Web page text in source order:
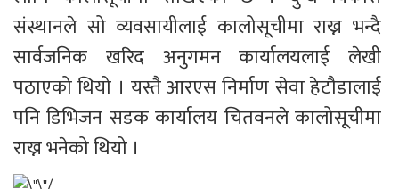
संस्थानले सो व्यवसायीलाई कालोसूचीमा राख्न भन्दै
सार्वजनिक खरिद अनुगमन कार्यालयलाई लेखी
पठाएको थियो । यस्तै आरएस निर्माण सेवा हेटौडालाई
पनि डिभिजन सडक कार्यालय चितवनले कालोसूचीमा
राख्न भनेको थियो ।